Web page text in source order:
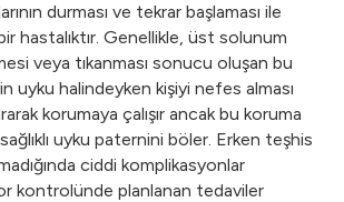
durması ve tekrar başlaması ile
hastalıktır. Genellikle, üst solunum
veya tıkanması sonucu oluşan bu
uyku halindeyken kişiyi nefes alması
korumaya çalışır ancak bu koruma
uyku paternini böler. Erken teşhis
ciddi komplikasyonlar
kontrolünde planlanan tedaviler